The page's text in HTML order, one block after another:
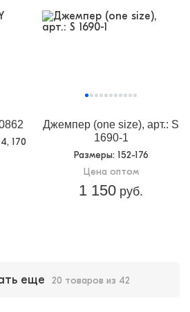
170
Джемпер (one size), арт.: S
1690-1
Размеры: 152-176
Цена оптом
1 150 руб.
еще 20 товаров из 42